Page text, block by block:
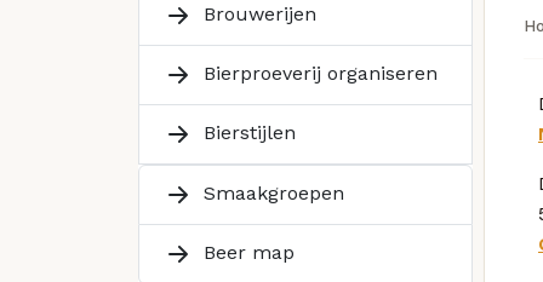
Brouwerijen
Bierproeverij organiseren
Bierstijlen
Smaakgroepen
Beer map